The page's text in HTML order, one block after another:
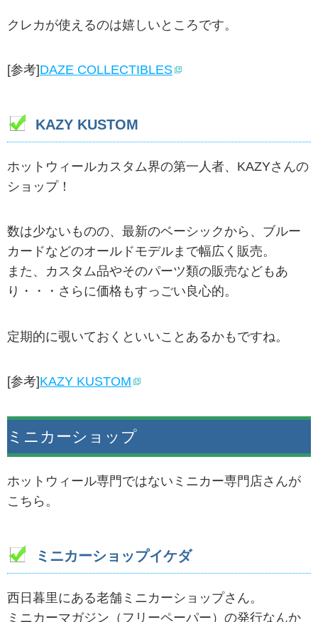
クレカが使えるのは嬉しいところです。
[参考]DAZE COLLECTIBLES
KAZY KUSTOM
ホットウィールカスタム界の第一人者、KAZYさんの
ショップ！
数は少ないものの、最新のベーシックから、ブルー
カードなどのオールドモデルまで幅広く販売。
また、カスタム品やそのパーツ類の販売などもあ
り・・・さらに価格もすっごい良心的。
定期的に覗いておくといいことあるかもですね。
[参考]KAZY KUSTOM
ミニカーショップ
ホットウィール専門ではないミニカー専門店さんが
こちら。
ミニカーショップイケダ
西日暮里にある老舗ミニカーショップさん。
ミニカーマガジン（フリーペーパー）の発行なんか